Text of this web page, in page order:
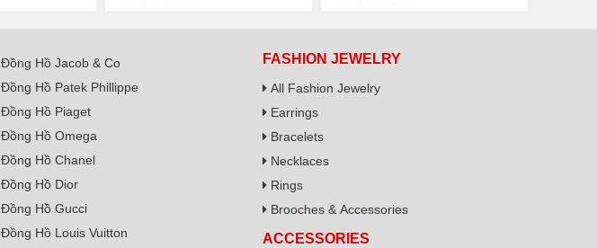
Đồng Hồ Jacob & Co
Đồng Hồ Patek Phillippe
Đồng Hồ Piaget
Đồng Hồ Omega
Đồng Hồ Chanel
Đồng Hồ Dior
Đồng Hồ Gucci
Đồng Hồ Louis Vuitton
FASHION JEWELRY
All Fashion Jewelry
Earrings
Bracelets
Necklaces
Rings
Brooches & Accessories
ACCESSORIES